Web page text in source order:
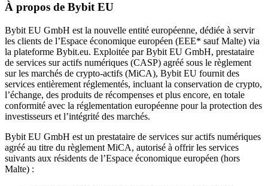
À propos de Bybit EU
Bybit EU GmbH est la nouvelle entité européenne, dédiée à servir
les clients de l’Espace économique européen (EEE* sauf Malte) via
la plateforme Bybit.eu. Exploitée par Bybit EU GmbH, prestataire
de services sur actifs numériques (CASP) agréé sous le règlement
sur les marchés de crypto-actifs (MiCA), Bybit EU fournit des
services entièrement réglementés, incluant la conservation de crypto,
l’échange, des produits de récompenses et plus encore, en totale
conformité avec la réglementation européenne pour la protection des
investisseurs et l’intégrité des marchés.
Bybit EU GmbH est un prestataire de services sur actifs numériques
agréé au titre du règlement MiCA, autorisé à offrir les services
suivants aux résidents de l’Espace économique européen (hors
Malte) :